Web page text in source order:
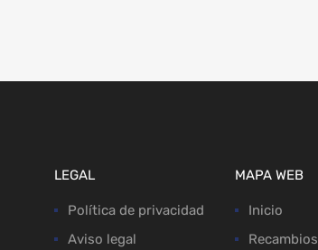
LEGAL
Política de privacidad
Aviso legal
MAPA WEB
Inicio
Recambios